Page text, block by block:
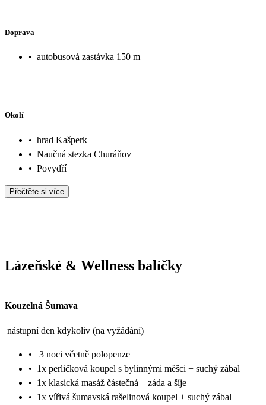
Doprava
• autobusová zastávka 150 m
Okolí
• hrad Kašperk
• Naučná stezka Churáňov
• Povydří
Přečtěte si více
Lázeňské & Wellness balíčky
Kouzelná Šumava
nástupní den kdykoliv (na vyžádání)
•
3 noci včetně polopenze
• 1x perličková koupel s bylinnými měšci + suchý zábal
• 1x klasická masáž částečná – záda a šíje
• 1x vířivá šumavská rašelinová koupel + suchý zábal